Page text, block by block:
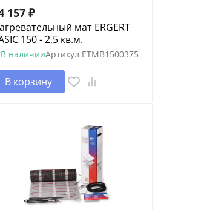
157 ₽
мат ERGERT
150 - 2,5 кв.м.
В наличииАртикул ETMB1500375
В корзину